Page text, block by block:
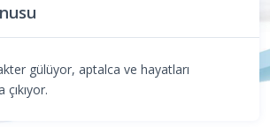
gülüyor, aptalca ve hayatları